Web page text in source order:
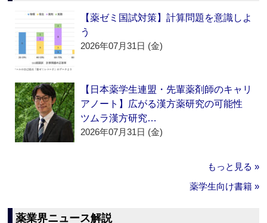
【薬ゼミ国試対策】計算問題を意識しよ
う
2026年07月31日 (金)
【日本薬学生連盟・先輩薬剤師のキャリ
アノート】広がる漢方薬研究の可能性
ツムラ漢方研究…
2026年07月31日 (金)
もっと見る »
薬学生向け書籍 »
薬業界ニュース解説